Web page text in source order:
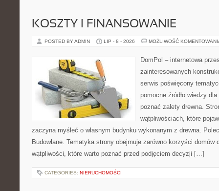
KOSZTY I FINANSOWANIE
POSTED BY ADMIN LIP - 8 - 2026 MOŻLIWOŚĆ
DomPol – internetowa
zainteresowanych
serwis poświęcony
pomocne źródło wiedzy
poznać zalety drewna.
wątpliwościach, które
zaczyna myśleć o własnym budynku wykonanym z drewna.
Budowlane. Tematyka strony obejmuje zarówno korzyści domów
wątpliwości, które warto poznać przed podjęciem decyzji […]
CATEGORIES: NIERUCHOMOŚCI